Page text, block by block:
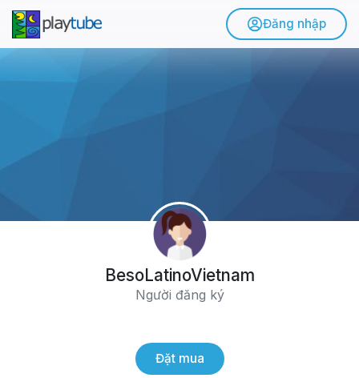
Đăng nhập
BesoLatinoVietnam
Người đăng ký
Đặt mua